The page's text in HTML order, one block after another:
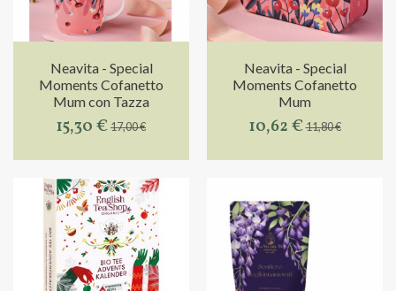
Neavita - Special
Moments Cofanetto
Mum con Tazza
15,30 €17,00 €
Neavita - Special
Moments Cofanetto
Mum
10,62 €11,80 €